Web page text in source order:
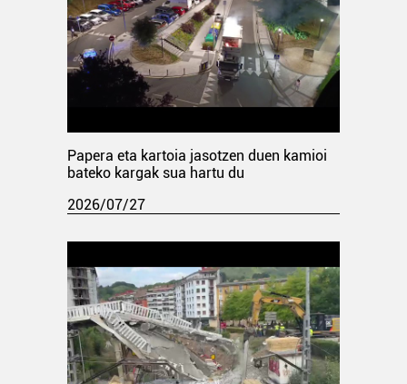
Papera eta kartoia jasotzen duen kamioi
bateko kargak sua hartu du
2026/07/27